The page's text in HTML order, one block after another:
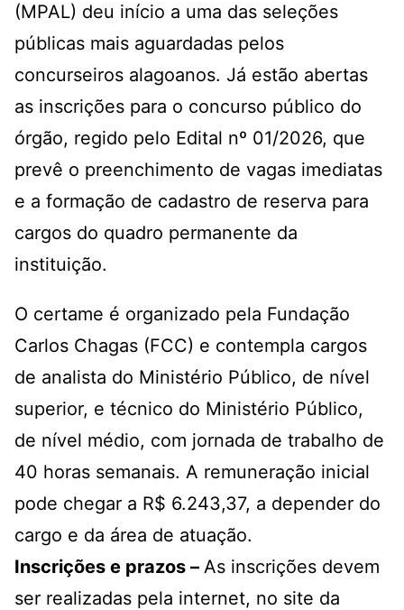
(MPAL) deu início a uma das seleções
públicas mais aguardadas pelos
concurseiros alagoanos. Já estão abertas
as inscrições para o concurso público do
órgão, regido pelo Edital nº 01/2026, que
prevê o preenchimento de vagas imediatas
e a formação de cadastro de reserva para
cargos do quadro permanente da
instituição.
O certame é organizado pela Fundação
Carlos Chagas (FCC) e contempla cargos
de analista do Ministério Público, de nível
superior, e técnico do Ministério Público,
de nível médio, com jornada de trabalho de
40 horas semanais. A remuneração inicial
pode chegar a R$ 6.243,37, a depender do
cargo e da área de atuação.
Inscrições e prazos – As inscrições devem
ser realizadas pela internet, no site da